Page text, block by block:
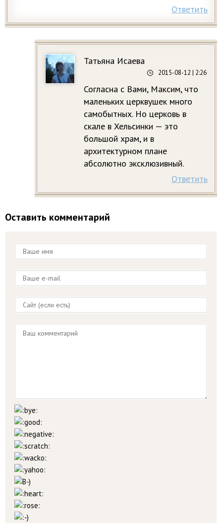
Ответить
Татьяна Исаева
2015-08-12 | 2:26
Согласна с Вами, Максим, что
маленьких церквушек много
самобытных. Но церковь в
скале в Хельсинки — это
большой храм, и в
архитектурном плане
абсолютно эксклюзивный.
Ответить
Оставить комментарий